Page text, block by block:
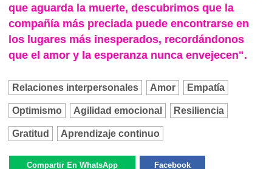
que aguarda la muerte, descubrimos que la
compañía más preciada puede encontrarse en
los lugares más inesperados, recordándonos
que el amor y la esperanza nunca envejecen".
Relaciones interpersonales Amor Empatía
Optimismo Agilidad emocional Resiliencia
Gratitud Aprendizaje continuo
Compartir En WhatsApp Facebook